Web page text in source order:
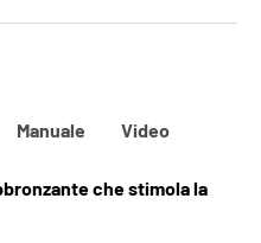
Manuale Video
che stimola la